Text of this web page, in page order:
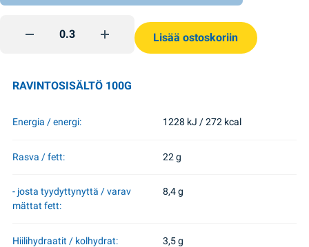
Mustamakkara kg SMK quantity
Lisää ostoskoriin
RAVINTOSISÄLTÖ 100G
Energia / energi: 1228 kJ / 272 kcal
Rasva / fett: 22 g
- josta tyydyttynyttä / varav
mättat fett:
8,4 g
Hiilihydraatit / kolhydrat: 3,5 g